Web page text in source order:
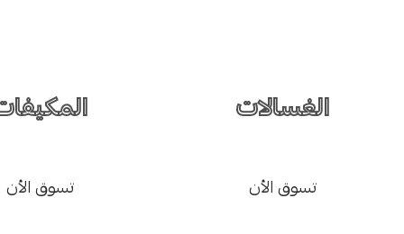
الغسالات
تسوق الأن تسوق الأن